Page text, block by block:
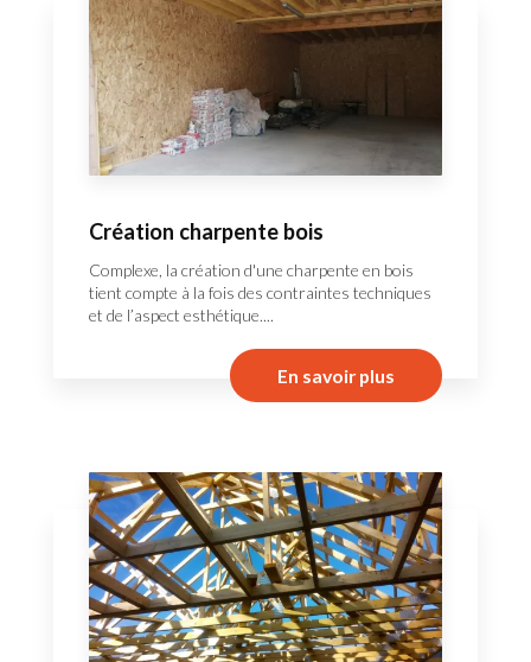
Création charpente bois
Complexe, la création d'une charpente en bois
tient compte à la fois des contraintes techniques
et de l’aspect esthétique....
En savoir plus